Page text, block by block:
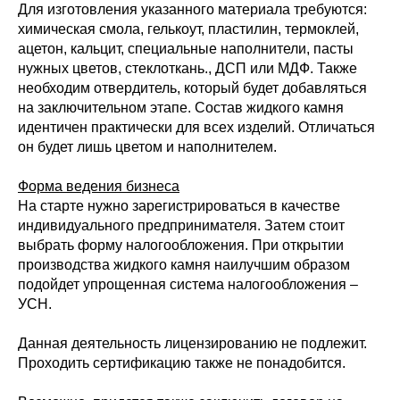
Для изготовления указанного материала требуются:
химическая смола, гелькоут, пластилин, термоклей,
ацетон, кальцит, специальные наполнители, пасты
нужных цветов, стеклоткань., ДСП или МДФ. Также
необходим отвердитель, который будет добавляться
на заключительном этапе. Состав жидкого камня
идентичен практически для всех изделий. Отличаться
он будет лишь цветом и наполнителем.
Форма ведения бизнеса
На старте нужно зарегистрироваться в качестве
индивидуального предпринимателя. Затем стоит
выбрать форму налогообложения. При открытии
производства жидкого камня наилучшим образом
подойдет упрощенная система налогообложения –
УСН.
Данная деятельность лицензированию не подлежит.
Проходить сертификацию также не понадобится.